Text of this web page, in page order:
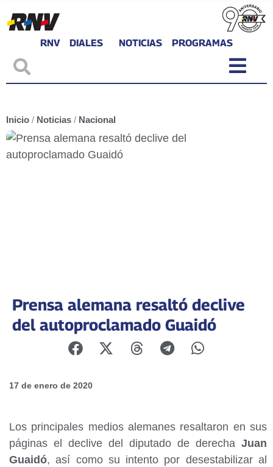
RNV DIALES NOTICIAS PROGRAMAS
Inicio / Noticias / Nacional
Prensa alemana resaltó declive
del autoproclamado Guaidó
17 de enero de 2020
Los principales medios alemanes resaltaron en sus
páginas el declive del diputado de derecha Juan
Guaidó, así como su intento por desestabilizar al